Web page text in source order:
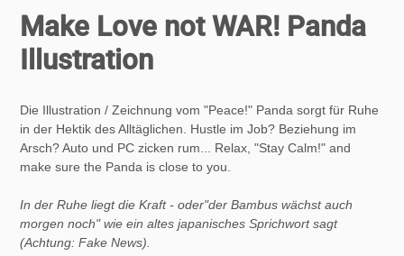
Warenkorb
hinzugefügt
Make Love not WAR! Panda
Illustration
Die Illustration / Zeichnung vom "Peace!" Panda sorgt für Ruhe
in der Hektik des Alltäglichen. Hustle im Job? Beziehung im
Arsch? Auto und PC zicken rum... Relax, "Stay Calm!" and
make sure the Panda is close to you.
In der Ruhe liegt die Kraft - oder"der Bambus wächst auch
morgen noch" wie ein altes japanisches Sprichwort sagt
(Achtung: Fake News).